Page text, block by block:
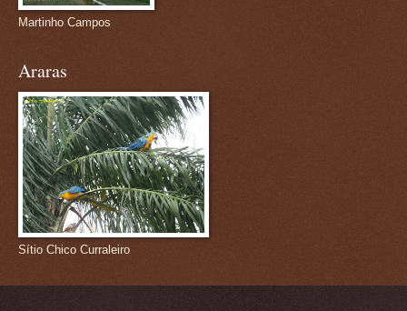
Martinho Campos
Araras
Sítio Chico Curraleiro